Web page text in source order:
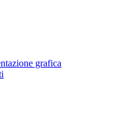
grafica